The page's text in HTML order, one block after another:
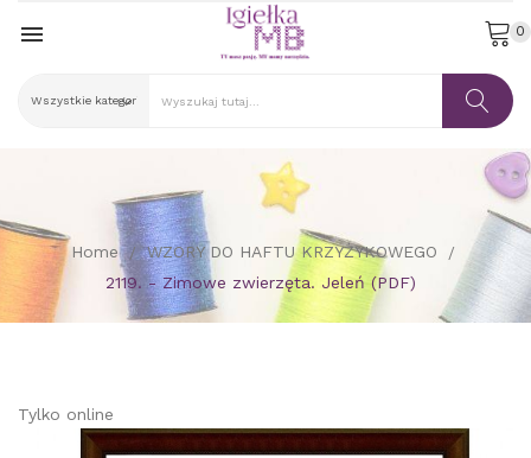
 0
Home
WZORY DO HAFTU KRZYŻYKOWEGO
2119. - Zimowe zwierzęta. Jeleń (PDF)
Tylko online